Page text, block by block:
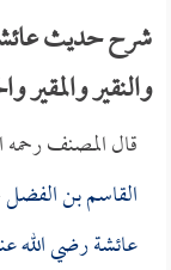
شرح حديث
والنقير والمقير
قال المصنف رحمه
القاسم بن الفضل
عائشةرضي الله